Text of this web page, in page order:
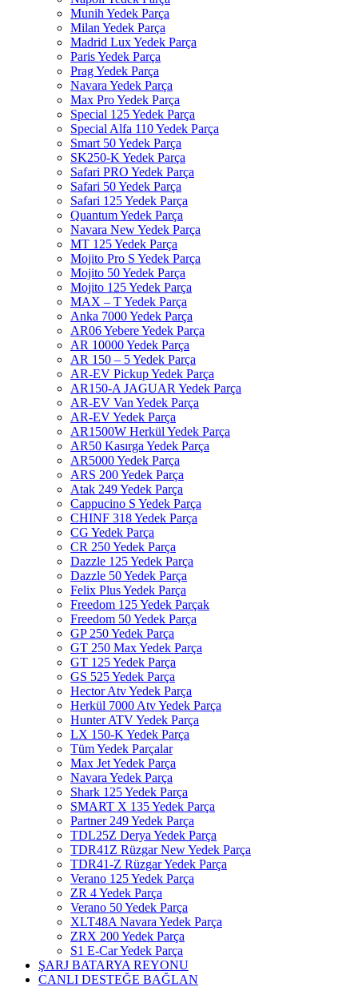
Munih Yedek Parça
Milan Yedek Parça
Madrid Lux Yedek Parça
Paris Yedek Parça
Prag Yedek Parça
Navara Yedek Parça
Max Pro Yedek Parça
Special 125 Yedek Parça
Special Alfa 110 Yedek Parça
Smart 50 Yedek Parça
SK250-K Yedek Parça
Safari PRO Yedek Parça
Safari 50 Yedek Parça
Safari 125 Yedek Parça
Quantum Yedek Parça
Navara New Yedek Parça
MT 125 Yedek Parça
Mojito Pro S Yedek Parça
Mojito 50 Yedek Parça
Mojito 125 Yedek Parça
MAX – T Yedek Parça
Anka 7000 Yedek Parça
AR06 Yebere Yedek Parça
AR 10000 Yedek Parça
AR 150 – 5 Yedek Parça
AR-EV Pickup Yedek Parça
AR150-A JAGUAR Yedek Parça
AR-EV Van Yedek Parça
AR-EV Yedek Parça
AR1500W Herkül Yedek Parça
AR50 Kasırga Yedek Parça
AR5000 Yedek Parça
ARS 200 Yedek Parça
Atak 249 Yedek Parça
Cappucino S Yedek Parça
CHINF 318 Yedek Parça
CG Yedek Parça
CR 250 Yedek Parça
Dazzle 125 Yedek Parça
Dazzle 50 Yedek Parça
Felix Plus Yedek Parça
Freedom 125 Yedek Parçak
Freedom 50 Yedek Parça
GP 250 Yedek Parça
GT 250 Max Yedek Parça
GT 125 Yedek Parça
GS 525 Yedek Parça
Hector Atv Yedek Parça
Herkül 7000 Atv Yedek Parça
Hunter ATV Yedek Parça
LX 150-K Yedek Parça
Tüm Yedek Parçalar
Max Jet Yedek Parça
Navara Yedek Parça
Shark 125 Yedek Parça
SMART X 135 Yedek Parça
Partner 249 Yedek Parça
TDL25Z Derya Yedek Parça
TDR41Z Rüzgar New Yedek Parça
TDR41-Z Rüzgar Yedek Parça
Verano 125 Yedek Parça
ZR 4 Yedek Parça
Verano 50 Yedek Parça
XLT48A Navara Yedek Parça
ZRX 200 Yedek Parça
S1 E-Car Yedek Parça
ŞARJ BATARYA REYONU
CANLI DESTEĞE BAĞLAN